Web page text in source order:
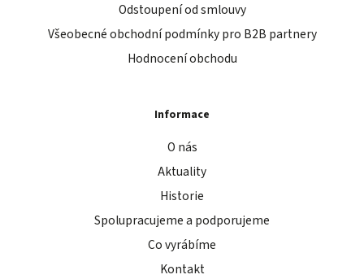
Odstoupení od smlouvy
Všeobecné obchodní podmínky pro B2B partnery
Hodnocení obchodu
Informace
O nás
Aktuality
Historie
Spolupracujeme a podporujeme
Co vyrábíme
Kontakt